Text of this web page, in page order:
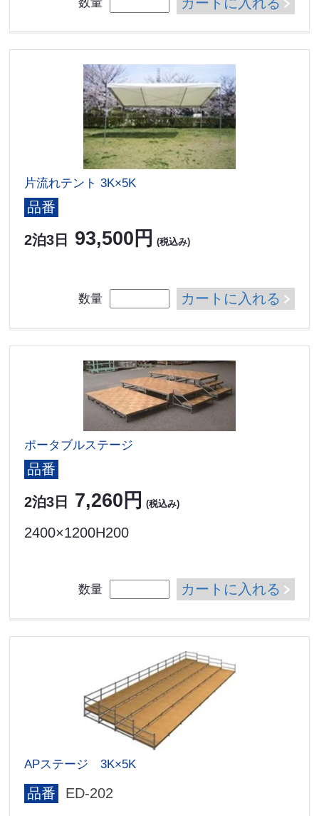
片流れテント 3K×5K
品番
2泊3日 93,500円 (税込み)
数量 カートに入れる
ポータブルステージ
品番
2泊3日 7,260円 (税込み)
2400×1200H200
数量 カートに入れる
APステージ 3K×5K
品番 ED-202